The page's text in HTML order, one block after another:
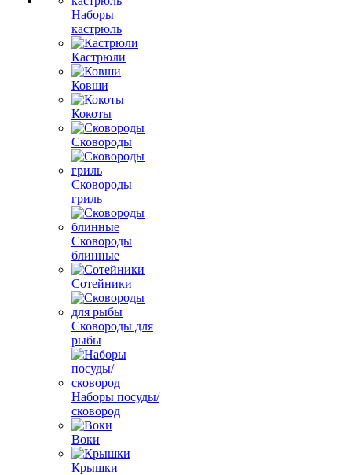
Наборы
кастрюль
Кастрюли
Ковши
Кокоты
Сковороды
Сковороды
гриль
Сковороды
блинные
Сотейники
Сковороды для
рыбы
Наборы посуды/
сковород
Воки
Крышки